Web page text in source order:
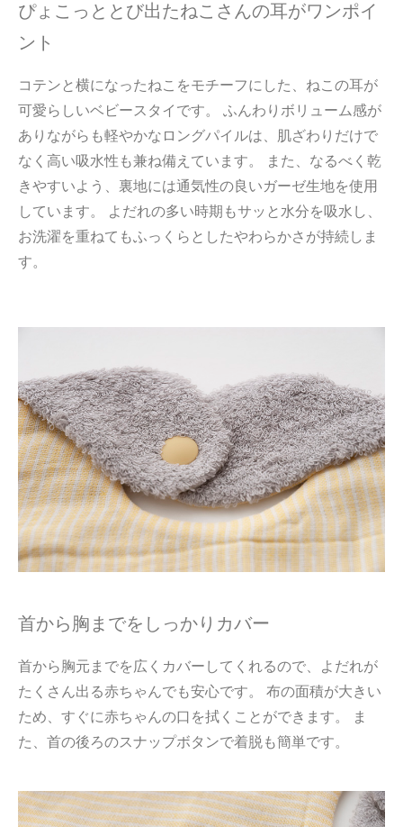
ぴょこっととび出たねこさんの耳がワンポイ
ント
コテンと横になったねこをモチーフにした、ねこの耳が
可愛らしいベビースタイです。 ふんわりボリューム感が
ありながらも軽やかなロングパイルは、肌ざわりだけで
なく高い吸水性も兼ね備えています。 また、なるべく乾
きやすいよう、裏地には通気性の良いガーゼ生地を使用
しています。 よだれの多い時期もサッと水分を吸水し、
お洗濯を重ねてもふっくらとしたやわらかさが持続しま
す。
首から胸までをしっかりカバー
首から胸元までを広くカバーしてくれるので、よだれが
たくさん出る赤ちゃんでも安心です。 布の面積が大きい
ため、すぐに赤ちゃんの口を拭くことができます。 ま
た、首の後ろのスナップボタンで着脱も簡単です。